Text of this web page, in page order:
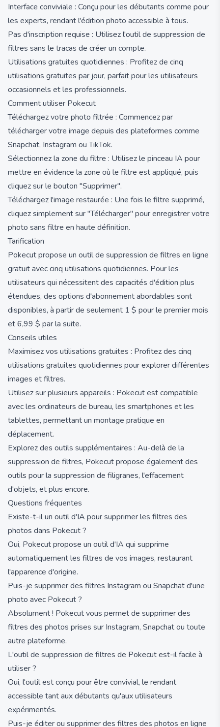
Interface conviviale : Conçu pour les débutants comme pour
les experts, rendant l'édition photo accessible à tous.
Pas d'inscription requise : Utilisez l'outil de suppression de
filtres sans le tracas de créer un compte.
Utilisations gratuites quotidiennes : Profitez de cinq
utilisations gratuites par jour, parfait pour les utilisateurs
occasionnels et les professionnels.
Comment utiliser Pokecut
Téléchargez votre photo filtrée : Commencez par
télécharger votre image depuis des plateformes comme
Snapchat, Instagram ou TikTok.
Sélectionnez la zone du filtre : Utilisez le pinceau IA pour
mettre en évidence la zone où le filtre est appliqué, puis
cliquez sur le bouton "Supprimer".
Téléchargez l'image restaurée : Une fois le filtre supprimé,
cliquez simplement sur "Télécharger" pour enregistrer votre
photo sans filtre en haute définition.
Tarification
Pokecut propose un outil de suppression de filtres en ligne
gratuit avec cinq utilisations quotidiennes. Pour les
utilisateurs qui nécessitent des capacités d'édition plus
étendues, des options d'abonnement abordables sont
disponibles, à partir de seulement 1 $ pour le premier mois
et 6,99 $ par la suite.
Conseils utiles
Maximisez vos utilisations gratuites : Profitez des cinq
utilisations gratuites quotidiennes pour explorer différentes
images et filtres.
Utilisez sur plusieurs appareils : Pokecut est compatible
avec les ordinateurs de bureau, les smartphones et les
tablettes, permettant un montage pratique en
déplacement.
Explorez des outils supplémentaires : Au-delà de la
suppression de filtres, Pokecut propose également des
outils pour la suppression de filigranes, l'effacement
d'objets, et plus encore.
Questions fréquentes
Existe-t-il un outil d'IA pour supprimer les filtres des
photos dans Pokecut ?
Oui, Pokecut propose un outil d'IA qui supprime
automatiquement les filtres de vos images, restaurant
l'apparence d'origine.
Puis-je supprimer des filtres Instagram ou Snapchat d'une
photo avec Pokecut ?
Absolument ! Pokecut vous permet de supprimer des
filtres des photos prises sur Instagram, Snapchat ou toute
autre plateforme.
L'outil de suppression de filtres de Pokecut est-il facile à
utiliser ?
Oui, l'outil est conçu pour être convivial, le rendant
accessible tant aux débutants qu'aux utilisateurs
expérimentés.
Puis-je éditer ou supprimer des filtres des photos en ligne